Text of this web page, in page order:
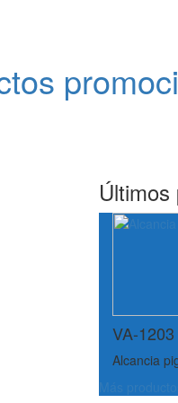
VA-1203
Alcancia
Más productos